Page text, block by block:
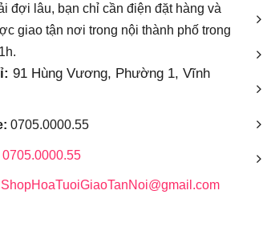
đợi lâu, bạn chỉ cần điện đặt hàng và
giao tận nơi trong nội thành phố trong
91 Hùng Vương, Phường 1, Vĩnh
0705.0000.55
0705.0000.55
ShopHoaTuoiGiaoTanNoi@gmail.com